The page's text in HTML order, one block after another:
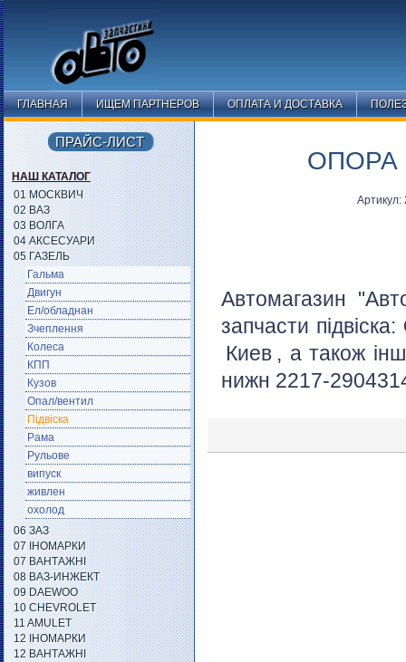
ГЛАВНАЯ ИЩЕМ ПАРТНЕРОВ ОПЛАТА И ДОСТАВКА
ОПОРА
Автомагазин
запчасти підвіска:
Киев , а також
нижн 2217-
ПРАЙС-ЛИСТ
НАШ КАТАЛОГ
01 МОСКВИЧ
02 ВАЗ
03 ВОЛГА
04 АКСЕСУАРИ
05 ГАЗЕЛЬ
Гальма
Двигун
Ел/обладнан
Зчеплення
Колеса
КПП
Кузов
Опал/вентил
Підвіска
Рама
Рульове
випуск
живлен
охолод
06 ЗАЗ
07 ІНОМАРКИ
07 ВАНТАЖНІ
08 ВАЗ-ИНЖЕКТ
09 DAEWOO
10 CHEVROLET
11 AMULET
12 ІНОМАРКИ
12 ВАНТАЖНІ